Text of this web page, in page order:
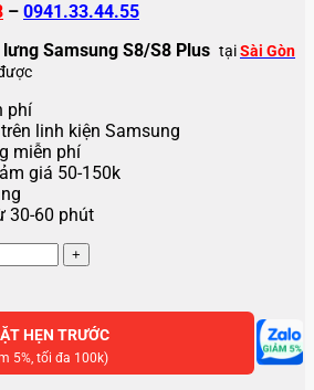
– 0941.33.44.55
Samsung S8/S8 Plus tạiSài Gòn
phí
linh kiện Samsung
miễn phí
giá 50-150k
30-60 phút
HẸN TRƯỚC
5%, tối đa 100k)